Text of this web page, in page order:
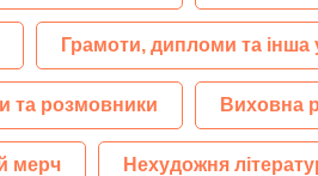
Грамоти, дипломи та інша
та розмовники Виховна
мерч Нехудожня